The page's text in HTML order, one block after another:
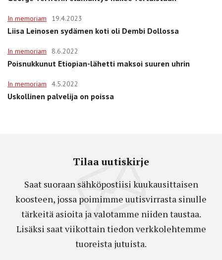
In memoriam 19.4.2023
Liisa Leinosen sydämen koti oli Dembi Dollossa
In memoriam 8.6.2022
Poisnukkunut Etiopian-lähetti maksoi suuren uhrin
In memoriam 4.5.2022
Uskollinen palvelija on poissa
Tilaa uutiskirje
Saat suoraan sähköpostiisi kuukausittaisen
koosteen, jossa poimimme uutisvirrasta sinulle
tärkeitä asioita ja valotamme niiden taustaa.
Lisäksi saat viikottain tiedon verkkolehtemme
tuoreista jutuista.